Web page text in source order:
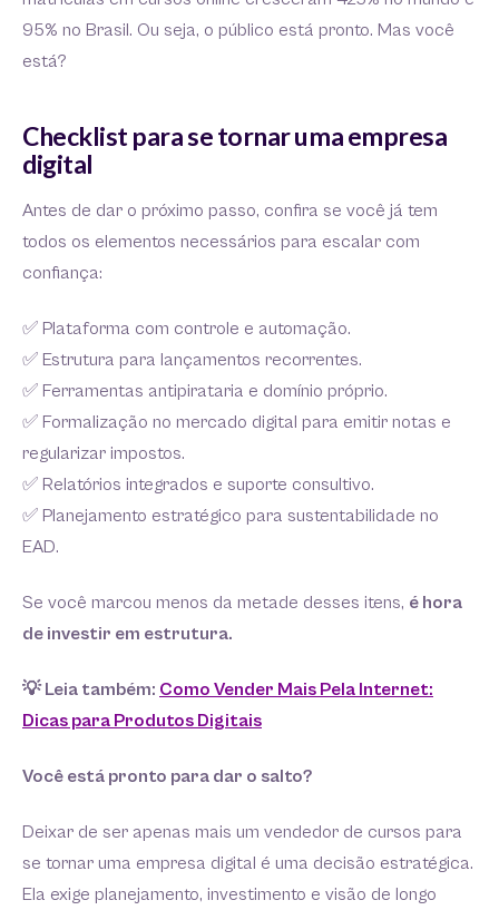
95% no Brasil. Ou seja, o público está pronto. Mas você
está?
Checklist para se tornar uma empresa
digital
Antes de dar o próximo passo, confira se você já tem
todos os elementos necessários para escalar com
confiança:
✅ Plataforma com controle e automação.
✅ Estrutura para lançamentos recorrentes.
✅ Ferramentas antipirataria e domínio próprio.
✅ Formalização no mercado digital para emitir notas e
regularizar impostos.
✅ Relatórios integrados e suporte consultivo.
✅ Planejamento estratégico para sustentabilidade no
EAD.
Se você marcou menos da metade desses itens, é hora
de investir em estrutura.
💡 Leia também: Como Vender Mais Pela Internet:
Dicas para Produtos Digitais
Você está pronto para dar o salto?
Deixar de ser apenas mais um vendedor de cursos para
se tornar uma empresa digital é uma decisão estratégica.
Ela exige planejamento, investimento e visão de longo